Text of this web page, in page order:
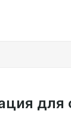
для